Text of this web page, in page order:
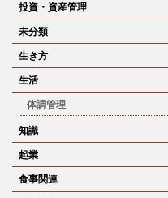
投資・資産管理
未分類
生き方
生活
体調管理
知識
起業
食事関連